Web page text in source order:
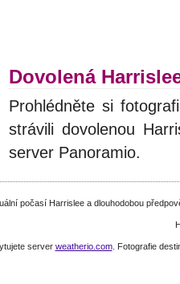
Dovolená
Prohlédněte si
strávili dovolenou
server Panoramio.
počasí Harrislee a dlouhodobou
server weatherio.com. Fotografie